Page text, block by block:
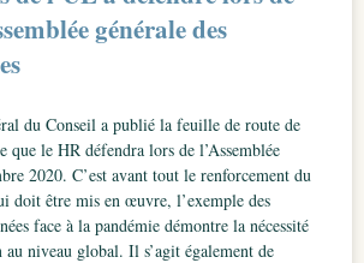
générale des
du Conseil a publié la feuille de route de
que le HR défendra lors de l’Assemblée
2020. C’est avant tout le renforcement du
doit être mis en œuvre, l’exemple des
face à la pandémie démontre la nécessité
au niveau global. Il s’agit également de